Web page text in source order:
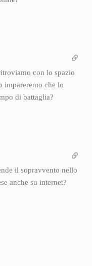
con lo spazio
impareremo che lo
di battaglia?
il sopravvento nello
anche su internet?